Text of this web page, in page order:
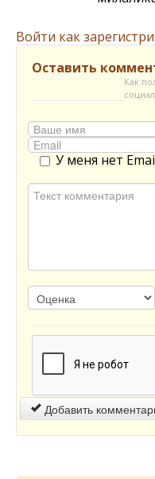
Войти как
Оставить
Как
У меня нет
Добавить